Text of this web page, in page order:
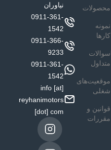
محصولات
نمونه
کار‌ها
سوالات
متداول
موقعیت‌های
شغلی
قوانین و
مقررات
نیاوران
0911-361-
1542
0911-366-
9233
0911-361-
1542
info [at]
reyhanimotors
[dot] com